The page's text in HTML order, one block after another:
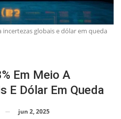
incertezas globais e dólar em queda
Em Meio A
E Dólar Em Queda
jun 2, 2025